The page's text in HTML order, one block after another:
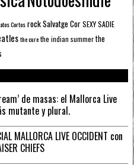
CortosrockSalvatge CorSEXY SADIE
the curethe indian summerthe
de masas: el Mallorca Live
mutante y plural.
MALLORCA LIVE OCCIDENT con
CHIEFS